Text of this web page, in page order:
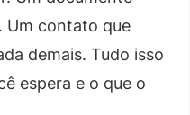
Um contato que
demais. Tudo isso
espera e o que o